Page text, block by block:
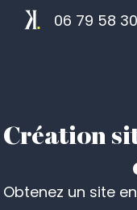
06 79 58
Création
Obtenez un site